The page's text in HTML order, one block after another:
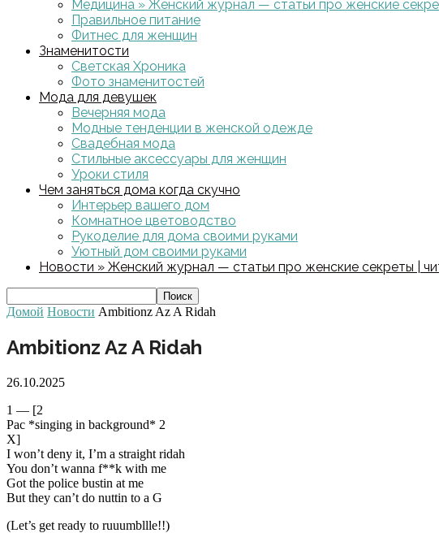
Медицина » Женский журнал — статьи про женские
Правильное питание
Фитнес для женщин
Знаменитости
Светская Хроника
Фото знаменитостей
Мода для девушек
Вечерняя мода
Модные тенденции в женской одежде
Свадебная мода
Стильные аксессуары для женщин
Уроки стиля
Чем заняться дома когда скучно
Интерьер вашего дом
Комнатное цветоводство
Рукоделие для дома своими руками
Уютный дом своими руками
Новости » Женский журнал — статьи про женские секреты |
Домой Новости Ambitionz Az A Ridah
Ambitionz Az A Ridah
26.10.2025
1 — [2
Pac *singing in background* 2
X]
I won’t deny it, I’m a straight ridah
You don’t wanna f**k with me
Got the police bustin at me
But they can’t do nuttin to a G
(Let’s get ready to ruuumbllle!!)